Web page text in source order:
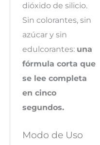
dióxido de silicio.
Sin colorantes, sin
azúcar y sin
edulcorantes: una
fórmula corta que
se lee completa
en cinco
segundos.
Modo de Uso